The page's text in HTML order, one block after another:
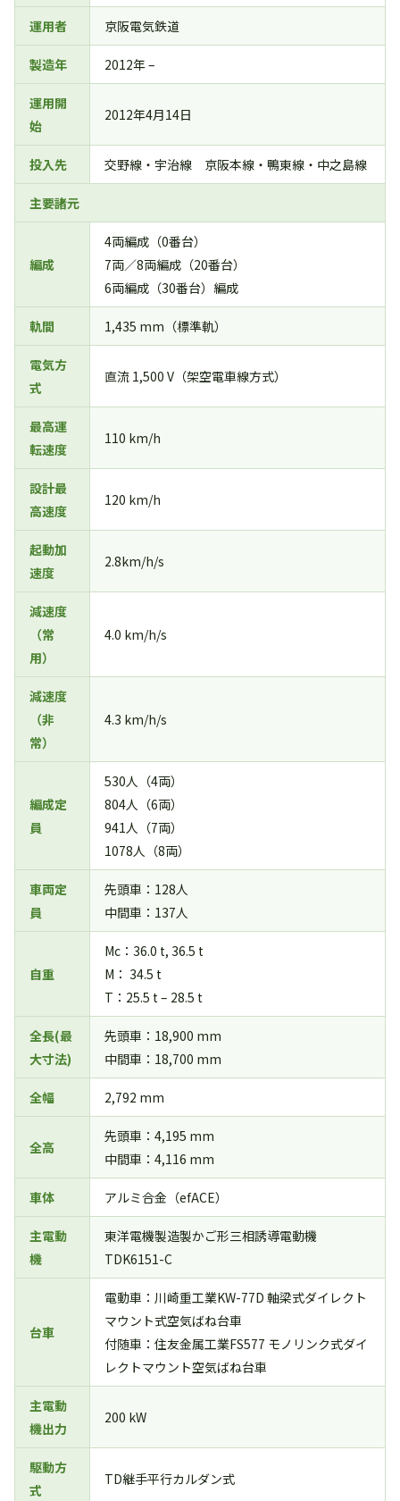
運用者 京阪電気鉄道
製造年 2012年 –
運用開
始
2012年4月14日
投入先 交野線・宇治線 京阪本線・鴨東線・中之島線
主要諸元
編成
4両編成（0番台）
7両／8両編成（20番台）
6両編成（30番台）編成
軌間 1,435 mm（標準軌）
電気方
式
直流 1,500 V（架空電車線方式）
最高運
転速度
110 km/h
設計最
高速度
120 km/h
起動加
速度
2.8km/h/s
減速度
（常
用）
4.0 km/h/s
減速度
（非
常）
4.3 km/h/s
編成定
員
530人（4両）
804人（6両）
941人（7両）
1078人（8両）
車両定
員
先頭車：128人
中間車：137人
自重
Mc：36.0 t, 36.5 t
M： 34.5 t
T：25.5 t – 28.5 t
全長(最
大寸法)
先頭車：18,900 mm
中間車：18,700 mm
全幅 2,792 mm
全高
先頭車：4,195 mm
中間車：4,116 mm
車体 アルミ合金（efACE）
主電動
機
東洋電機製造製かご形三相誘導電動機
TDK6151-C
台車
電動車：川崎重工業KW-77D 軸梁式ダイレクト
マウント式空気ばね台車
付随車：住友金属工業FS577 モノリンク式ダイ
レクトマウント空気ばね台車
主電動
機出力
200 kW
駆動方
式
TD継手平行カルダン式